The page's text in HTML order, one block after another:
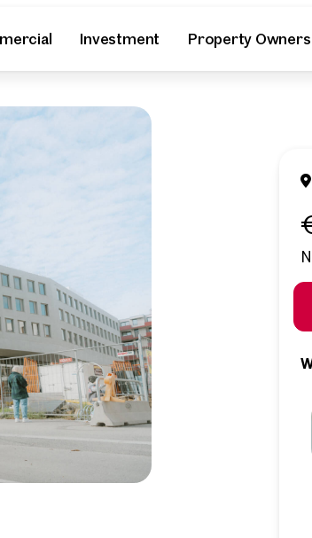
Investment Property Owners